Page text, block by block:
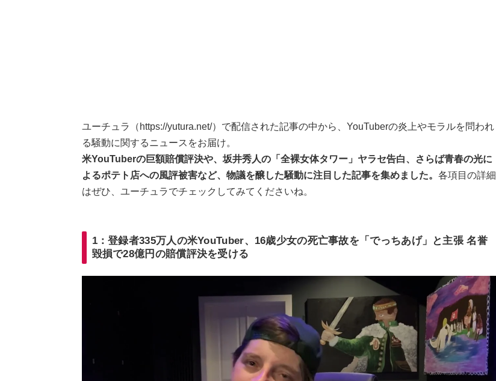
ユーチュラ（https://yutura.net/）で配信された記事の中から、YouTuberの炎上やモラルを問われ
る騒動に関するニュースをお届け。
米YouTuberの巨額賠償評決や、坂井秀人の「全裸女体タワー」ヤラセ告白、さらば青春の光に
よるポテト店への風評被害など、物議を醸した騒動に注目した記事を集めました。 各項目の詳細
はぜひ、ユーチュラでチェックしてみてくださいね。
1：登録者335万人の米YouTuber、16歳少女の死亡事故を「でっちあげ」と主張 名誉
毀損で28億円の賠償評決を受ける